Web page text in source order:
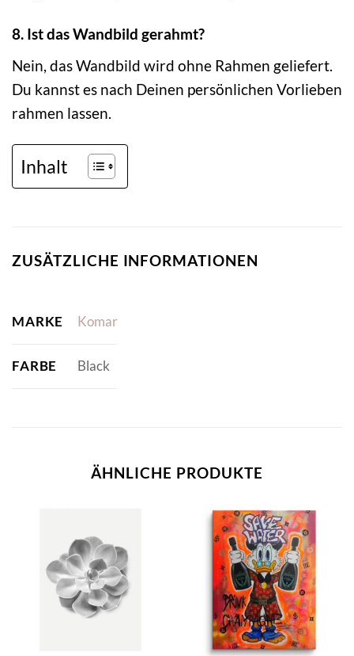
8. Ist das Wandbild gerahmt?
Nein, das Wandbild wird ohne Rahmen geliefert.
Du kannst es nach Deinen persönlichen Vorlieben
rahmen lassen.
Inhalt
ZUSÄTZLICHE INFORMATIONEN
MARKE Komar
FARBE Black
ÄHNLICHE PRODUKTE